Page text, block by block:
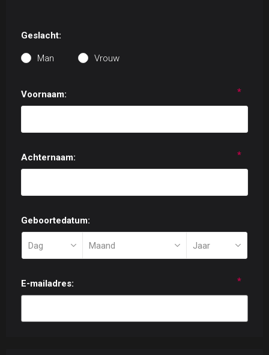
Geslacht:
Man Vrouw
Voornaam: *
Achternaam: *
Geboortedatum:
E-mailadres: *